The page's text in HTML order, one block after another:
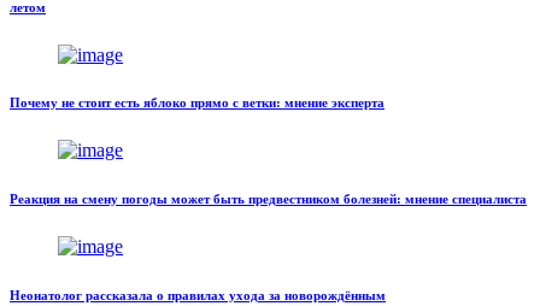
летом
Почему не стоит есть яблоко прямо с ветки: мнение эксперта
Реакция на смену погоды может быть предвестником болезней: мнение специалиста
Неонатолог рассказала о правилах ухода за новорождённым